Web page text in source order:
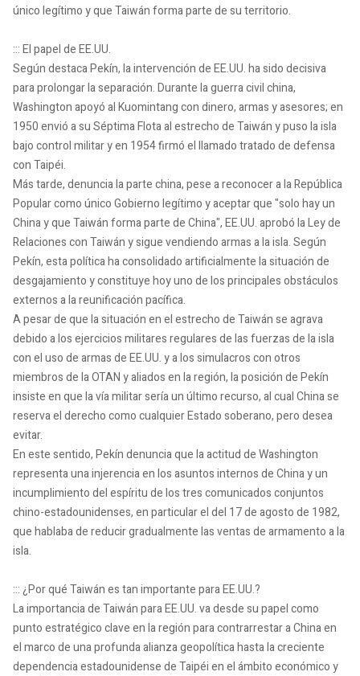
único legítimo y que Taiwán forma parte de su territorio.
::: El papel de EE.UU.
Según destaca Pekín, la intervención de EE.UU. ha sido decisiva
para prolongar la separación. Durante la guerra civil china,
Washington apoyó al Kuomintang con dinero, armas y asesores; en
1950 envió a su Séptima Flota al estrecho de Taiwán y puso la isla
bajo control militar y en 1954 firmó el llamado tratado de defensa
con Taipéi.
Más tarde, denuncia la parte china, pese a reconocer a la República
Popular como único Gobierno legítimo y aceptar que "solo hay un
China y que Taiwán forma parte de China", EE.UU. aprobó la Ley de
Relaciones con Taiwán y sigue vendiendo armas a la isla. Según
Pekín, esta política ha consolidado artificialmente la situación de
desgajamiento y constituye hoy uno de los principales obstáculos
externos a la reunificación pacífica.
A pesar de que la situación en el estrecho de Taiwán se agrava
debido a los ejercicios militares regulares de las fuerzas de la isla
con el uso de armas de EE.UU. y a los simulacros con otros
miembros de la OTAN y aliados en la región, la posición de Pekín
insiste en que la vía militar sería un último recurso, al cual China se
reserva el derecho como cualquier Estado soberano, pero desea
evitar.
En este sentido, Pekín denuncia que la actitud de Washington
representa una injerencia en los asuntos internos de China y un
incumplimiento del espíritu de los tres comunicados conjuntos
chino-estadounidenses, en particular el del 17 de agosto de 1982,
que hablaba de reducir gradualmente las ventas de armamento a la
isla.
::: ¿Por qué Taiwán es tan importante para EE.UU.?
La importancia de Taiwán para EE.UU. va desde su papel como
punto estratégico clave en la región para contrarrestar a China en
el marco de una profunda alianza geopolítica hasta la creciente
dependencia estadounidense de Taipéi en el ámbito económico y